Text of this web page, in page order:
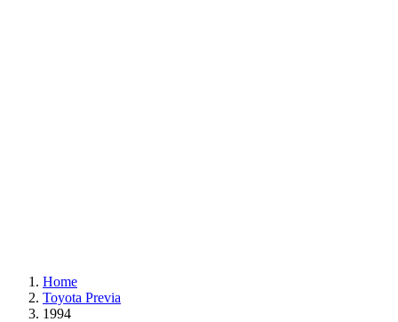
Home
Toyota Previa
1994